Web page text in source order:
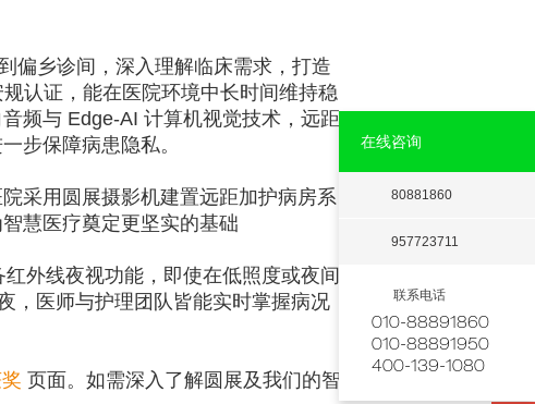
偏乡诊间，深入理解临床需求，打造
规认证，能在医院环境中长时间维持稳
频与 Edge-AI 计算机视觉技术，远距
步保障病患隐私。
采用圆展摄影机建置远距加护病房系
慧医疗奠定更坚实的基础
红外线夜视功能，即使在低照度或夜间
，医师与护理团队皆能实时掌握病况
页面。如需深入了解圆展及我们的智
在线咨询
80881860
957723711
联系电话
010-88891860
010-88891950
400-139-1080